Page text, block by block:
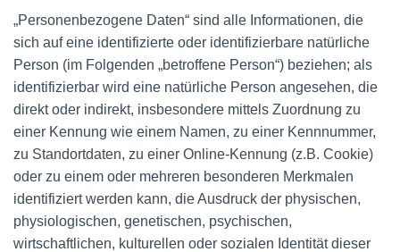
„Personenbezogene Daten“ sind alle Informationen, die
sich auf eine identifizierte oder identifizierbare natürliche
Person (im Folgenden „betroffene Person“) beziehen; als
identifizierbar wird eine natürliche Person angesehen, die
direkt oder indirekt, insbesondere mittels Zuordnung zu
einer Kennung wie einem Namen, zu einer Kennnummer,
zu Standortdaten, zu einer Online-Kennung (z.B. Cookie)
oder zu einem oder mehreren besonderen Merkmalen
identifiziert werden kann, die Ausdruck der physischen,
physiologischen, genetischen, psychischen,
wirtschaftlichen, kulturellen oder sozialen Identität dieser